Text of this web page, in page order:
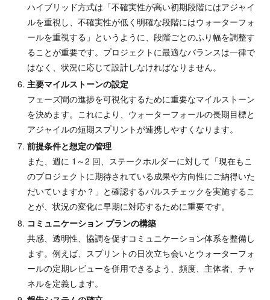
ハイブリッド方式は「不確実性が高い初期段階にはアジャイ
ルを重視し、不確実性が低く明確な段階にはウォーターフォ
ールを重視する」というように、段階ごとのふり幅を調整す
ることが重要です。プロジェクトに最適なバランスは一律で
はなく、状況に応じて設計しなければなりません。
主要マイルストーンの設定
フェーズ間の進捗を可視化するために重要なマイルストーン
を決めます。これにより、ウォーターフォールの長期目標と
アジャイルの短期スプリントが連携しやすくなります。
前提条件と想定の管理
また、週に 1～2 回、ステークホルダーに対して「現在もこ
のプロジェクトに期待されている成果や方向性にご納得いた
だいていますか？」と確認するパルスチェックを実施するこ
とが、状況の変化に早期に対応するために重要です。
コミュニケーション プランの構築
共感、透明性、協調を促すコミュニケーション体系を整備し
ます。例えば、スプリントの日次立ち会いとウォーターフォ
ールの定期レビューを併用できるよう、頻度、主体者、チャ
ネルを定義します。